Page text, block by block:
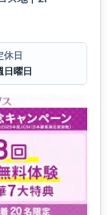
休日
日曜日